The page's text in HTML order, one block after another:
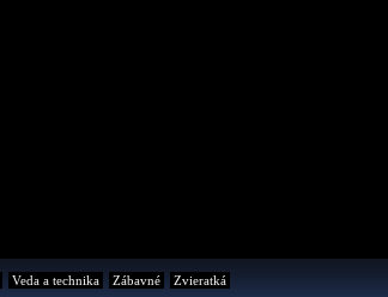
Veda a technika Zábavné Zvieratká